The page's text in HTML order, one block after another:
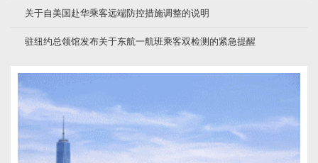
关于自美国赴华乘客远端防控措施调整的说明
驻纽约总领馆发布关于东航一航班乘客双检测的紧急提醒